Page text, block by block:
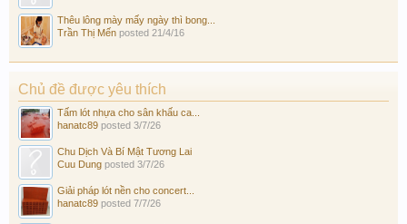
Thêu lông mày mấy ngày thì bong...
Trần Thị Mến posted 21/4/16
Chủ đề được yêu thích
Tấm lót nhựa cho sân khấu ca...
hanatc89 posted 3/7/26
Chu Dịch Và Bí Mật Tương Lai
Cuu Dung posted 3/7/26
Giải pháp lót nền cho concert...
hanatc89 posted 7/7/26